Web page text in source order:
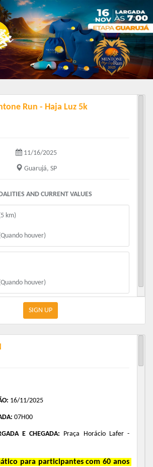
Run - Haja Luz 5k
11/16/2025
Guarujá, SP
AND CURRENT VALUES
km)
houver)
houver)
SIGN UP
16/11/2025
07H00
E CHEGADA: Praça Horácio Lafer -
para participantes com 60 anos